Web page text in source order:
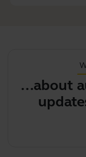
...about